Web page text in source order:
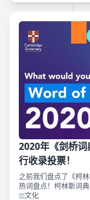
2020年《剑桥
行收录投票！
之前我们盘点了《柯
热词盘点！柯林斯词
2020年度词汇来了！
文化